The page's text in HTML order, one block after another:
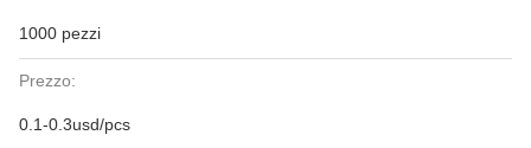
1000 pezzi
Prezzo:
0.1-0.3usd/pcs